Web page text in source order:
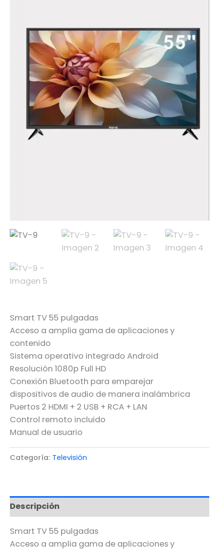
Smart TV 55 pulgadas
Acceso a amplia gama de aplicaciones y
contenido
Sistema operativo integrado Android
Resolución 1080p Full HD
Conexión Bluetooth para emparejar
dispositivos de audio de manera inalámbrica
Puertos 2 HDMI + 2 USB + RCA + LAN
Control remoto incluido
Manual de usuario
Categoría: Televisión
Descripción
Smart TV 55 pulgadas
Acceso a amplia gama de aplicaciones y